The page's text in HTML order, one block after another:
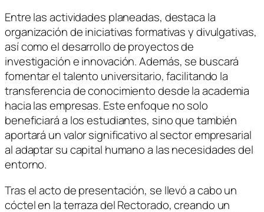
Entre las actividades planeadas, destaca la
organización de iniciativas formativas y divulgativas,
así como el desarrollo de proyectos de
investigación e innovación. Además, se buscará
fomentar el talento universitario, facilitando la
transferencia de conocimiento desde la academia
hacia las empresas. Este enfoque no solo
beneficiará a los estudiantes, sino que también
aportará un valor significativo al sector empresarial
al adaptar su capital humano a las necesidades del
entorno.
Tras el acto de presentación, se llevó a cabo un
cóctel en la terraza del Rectorado, creando un